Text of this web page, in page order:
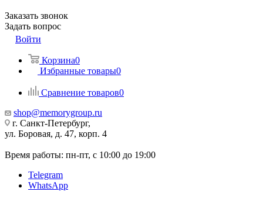
Заказать звонок
Задать вопрос
Войти
Корзина0
Избранные товары0
Сравнение товаров0
shop@memorygroup.ru
г. Санкт-Петербург,
ул. Боровая, д. 47, корп. 4
Время работы: пн-пт, с 10:00 до 19:00
Telegram
WhatsApp